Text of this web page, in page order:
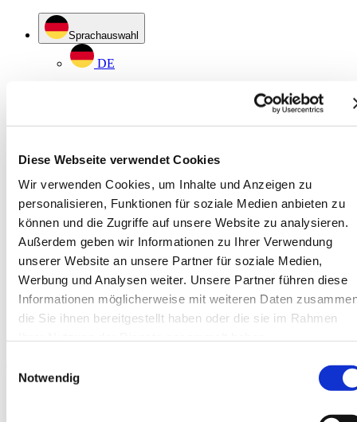
Diese Webseite verwendet Cookies
Wir verwenden Cookies, um Inhalte und Anzeigen zu
personalisieren, Funktionen für soziale Medien anbieten zu
können und die Zugriffe auf unsere Website zu analysieren.
Außerdem geben wir Informationen zu Ihrer Verwendung
unserer Website an unsere Partner für soziale Medien,
Werbung und Analysen weiter. Unsere Partner führen diese
Informationen möglicherweise mit weiteren Daten
die Sie ihnen bereitgestellt haben oder die sie im Rahmen
Notwendig
Sprachauswahl
DE
EN